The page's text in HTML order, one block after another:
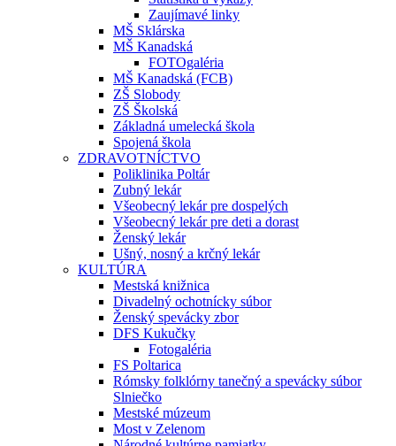
Zaujímavé linky
MŠ Sklárska
MŠ Kanadská
FOTOgaléria
MŠ Kanadská (FCB)
ZŠ Slobody
ZŠ Školská
Základná umelecká škola
Spojená škola
ZDRAVOTNÍCTVO
Poliklinika Poltár
Zubný lekár
Všeobecný lekár pre dospelých
Všeobecný lekár pre deti a dorast
Ženský lekár
Ušný, nosný a krčný lekár
KULTÚRA
Mestská knižnica
Divadelný ochotnícky súbor
Ženský spevácky zbor
DFS Kukučky
Fotogaléria
FS Poltarica
Rómsky folklórny tanečný a spevácky súbor
Slniečko
Mestské múzeum
Most v Zelenom